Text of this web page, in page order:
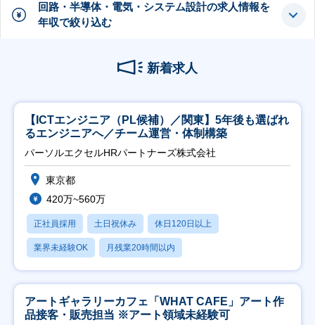
回路・半導体・電気・システム設計の求人情報を
年収で絞り込む
新着求人
【ICTエンジニア（PL候補）／関東】5年後も選ばれ
るエンジニアへ／チーム運営・体制構築
パーソルエクセルHRパートナーズ株式会社
東京都
420万~560万
正社員採用 土日祝休み 休日120日以上
業界未経験OK 月残業20時間以内
アートギャラリーカフェ「WHAT CAFE」アート作
品接客・販売担当 ※アート領域未経験可